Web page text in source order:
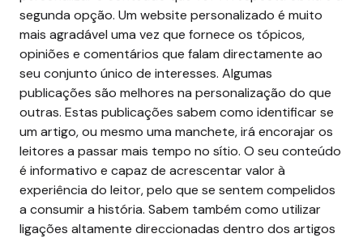
segunda opção. Um website personalizado é muito
mais agradável uma vez que fornece os tópicos,
opiniões e comentários que falam directamente ao
seu conjunto único de interesses. Algumas
publicações são melhores na personalização do que
outras. Estas publicações sabem como identificar se
um artigo, ou mesmo uma manchete, irá encorajar os
leitores a passar mais tempo no sítio. O seu conteúdo
é informativo e capaz de acrescentar valor à
experiência do leitor, pelo que se sentem compelidos
a consumir a história. Sabem também como utilizar
ligações altamente direccionadas dentro dos artigos